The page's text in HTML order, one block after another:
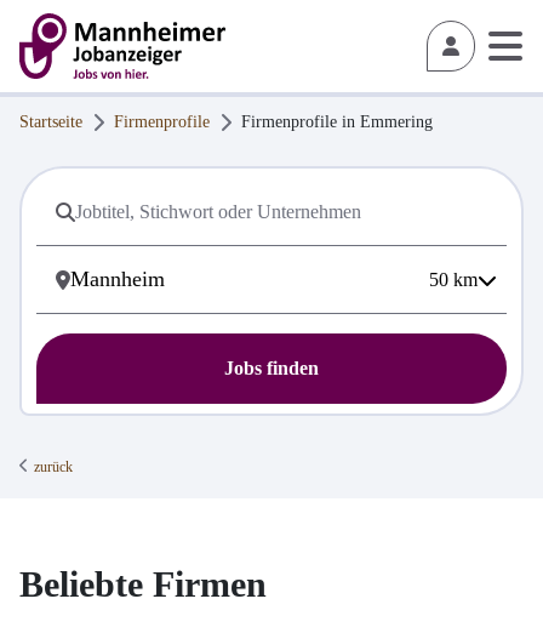
Startseite Firmenprofile Firmenprofile in Emmering
50 km
Jobs finden
zurück
Beliebte Firmen